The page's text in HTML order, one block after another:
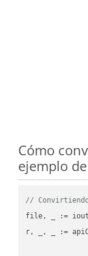
Cómo
ejemplo
// Convirtiendo
file, _ :=
r, _, _ :=